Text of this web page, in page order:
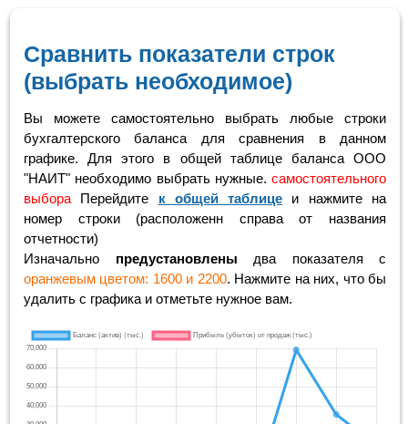
Сравнить показатели строк
(выбрать необходимое)
Вы можете самостоятельно выбрать любые строки
бухгалтерского баланса для сравнения в данном
графике. Для этого в общей таблице баланса ООО
"НАИТ" необходимо выбрать нужные. самостоятельного
выбора Перейдите к общей таблице и нажмите на
номер строки (расположенн справа от названия
отчетности)
Изначально предустановлены два показателя с
оранжевым цветом: 1600 и 2200. Нажмите на них, что бы
удалить с графика и отметьте нужное вам.